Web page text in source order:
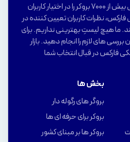
ویکی فارکس، نقد و بررسی بیش از 7000 بروکر را در اختیار کاربران
نظرات کاربران تعیین کننده در
ما هیچ لیستِ بهترینی نداریم. برای
های لازم را انجام دهید. بازار
فارکس در قبال انتخاب شما
بخش ها
بروگر های رگوله دار
بروکر برای حرفه ای ها
بروکر ها بر مبنای کشور